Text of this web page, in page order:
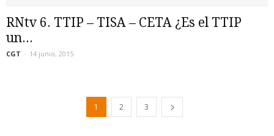
RNtv 6. TTIP – TISA – CETA ¿Es el TTIP
un...
CGT - 14 junio, 2015
1 2 3